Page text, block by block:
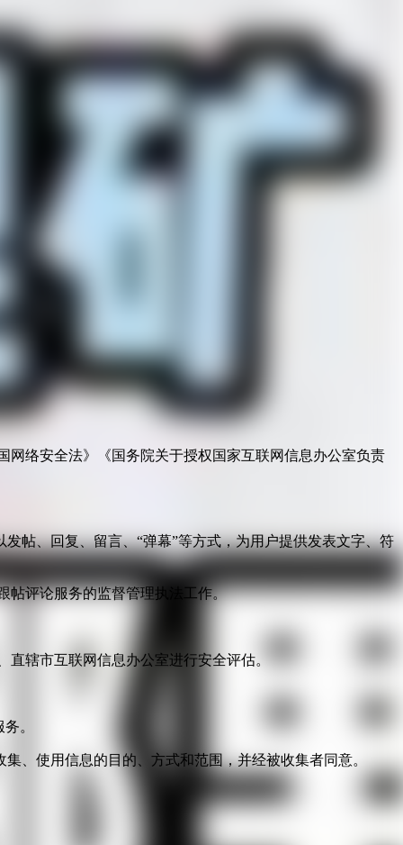
络安全法》《国务院关于授权国家互联网信息办公室负责
帖、回复、留言、“弹幕”等方式，为用户提供发表文字、符
帖评论服务的监督管理执法工作。
辖市互联网信息办公室进行安全评估。
。
、使用信息的目的、方式和范围，并经被收集者同意。